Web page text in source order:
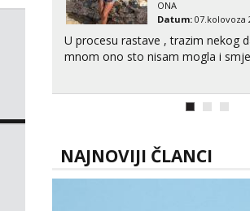
ONA
Datum: 07.kolovoza
U procesu rastave , trazim nekog
mnom ono sto nisam mogla i
NAJNOVIJI ČLANCI